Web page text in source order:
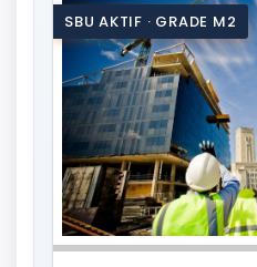
SBU AKTIF · GRADE M2